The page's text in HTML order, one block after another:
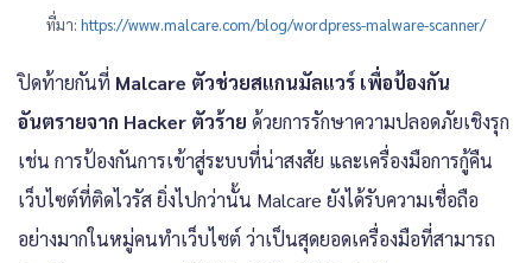
ที่มา: https://www.malcare.com/blog/wordpress-malware-scanner/
ปิดท้ายกันที่ Malcare ตัวช่วยสแกนมัลแวร์ เพื่อป้องกัน
อันตรายจาก Hacker ตัวร้าย ด้วยการรักษาความปลอดภัยเชิงรุก
เช่น การป้องกันการเข้าสู่ระบบที่น่าสงสัย และเครื่องมือการกู้คืน
เว็บไซต์ที่ติดไวรัส ยิ่งไปกว่านั้น Malcare ยังได้รับความเชื่อถือ
อย่างมากในหมู่คนทำเว็บไซต์ ว่าเป็นสุดยอดเครื่องมือที่สามารถ